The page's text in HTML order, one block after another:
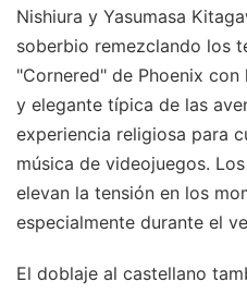
Nishiura y Yasumasa
soberbio remezclando los
"Cornered" de Phoenix
y elegante típica de las
experiencia religiosa para
música de videojuegos.
elevan la tensión en los
especialmente durante el
El doblaje al castellano